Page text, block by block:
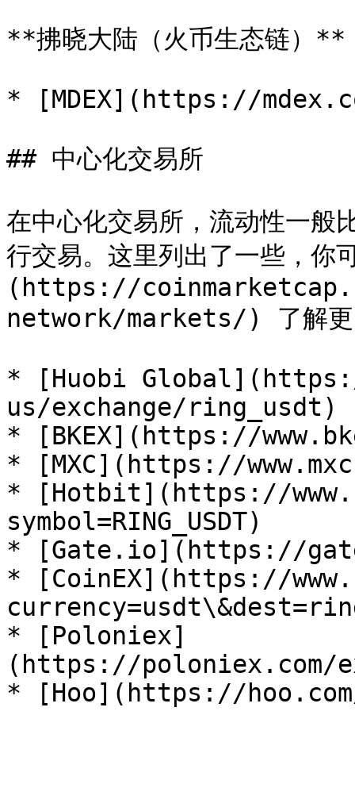
**拂晓大陆（火币生态链）**
* [MDEX](https://
## 中心化交易所
在中心化交易所，流动性一般
行交易。这里列出了一些，
(https://
network/markets/) 了解更
* [Huobi
us/exchange/ring_usdt)
* [BKEX](https://
* [MXC](https://
* [Hotbit](https://
symbol=RING_USDT)
* [Gate.io](https://
* [CoinEX](https://
* [Poloniex]
(https://poloniex.com/